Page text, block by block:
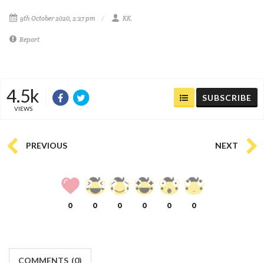
9th October 2020, 2:27 pm KK.
Report
4.5k
VIEWS
SUBSCRIBE
PREVIOUS NEXT
0 0 0 0 0 0
COMMENTS (0)